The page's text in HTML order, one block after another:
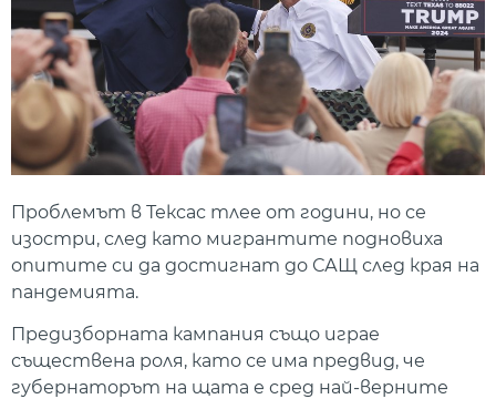
Проблемът в Тексас тлее от години, но се
изостри, след като мигрантите подновиха
опитите си да достигнат до САЩ след края на
пандемията.
Предизборната кампания също играе
съществена роля, като се има предвид, че
губернаторът на щата е сред най-верните